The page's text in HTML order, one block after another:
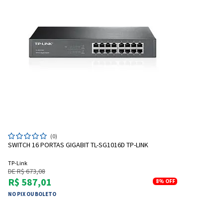
(0)
SWITCH 16 PORTAS GIGABIT TL-SG1016D TP-LINK
TP-Link
DE R$ 673,08
R$ 587,01
NO PIX OU BOLETO
8% OFF